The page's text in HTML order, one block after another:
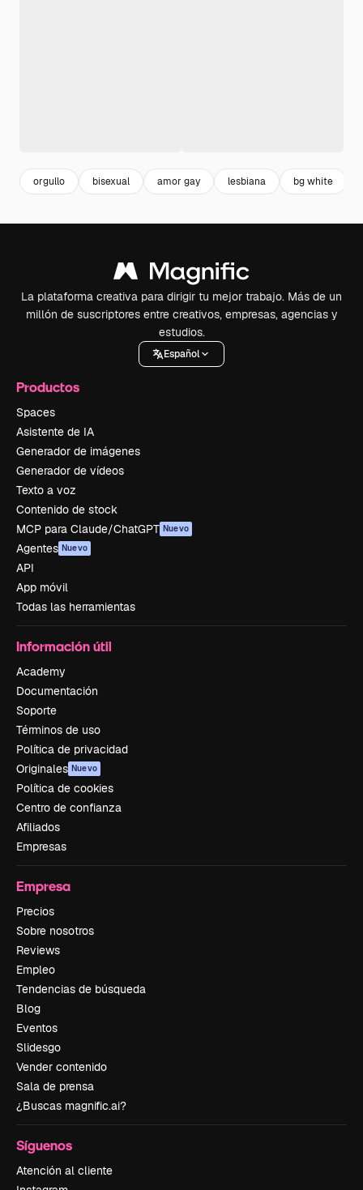
orgullo bisexual amor gay lesbiana bg white
La plataforma creativa para dirigir tu mejor trabajo. Más de un
millón de suscriptores entre creativos, empresas, agencias y
estudios.
Español
Productos
Spaces
Asistente de IA
Generador de imágenes
Generador de vídeos
Texto a voz
Contenido de stock
MCP para Claude/ChatGPT Nuevo
Agentes Nuevo
API
App móvil
Todas las herramientas
Información útil
Academy
Documentación
Soporte
Términos de uso
Política de privacidad
Originales Nuevo
Política de cookies
Centro de confianza
Afiliados
Empresas
Empresa
Precios
Sobre nosotros
Reviews
Empleo
Tendencias de búsqueda
Blog
Eventos
Slidesgo
Vender contenido
Sala de prensa
¿Buscas magnific.ai?
Síguenos
Atención al cliente